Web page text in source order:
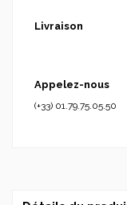
Livraison
Appelez-nous
(+33) 01.79.75.05.50